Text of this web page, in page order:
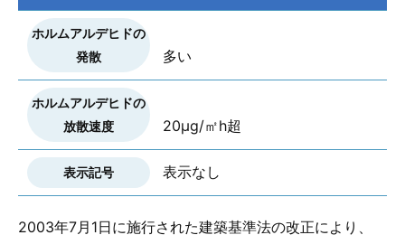
多い
20μg/㎡h超
表示なし
2003年7月1日に施行された建築基準法の改正により、